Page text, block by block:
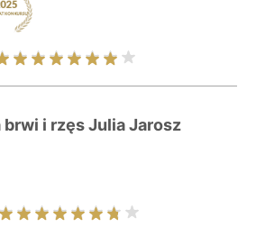
i rzęs Julia Jarosz